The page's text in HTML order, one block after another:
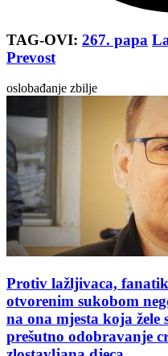
TAG-OVI: 267. papa
Prevost
oslobađanje zbilje
Protiv lažljivaca,
otvorenim sukobom
na ona mjesta koja
prešutno odobravanje